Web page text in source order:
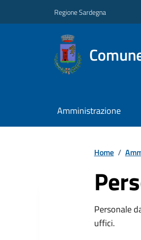
Regione Sardegna
Amministrazione
Home /
Personale
uffici.